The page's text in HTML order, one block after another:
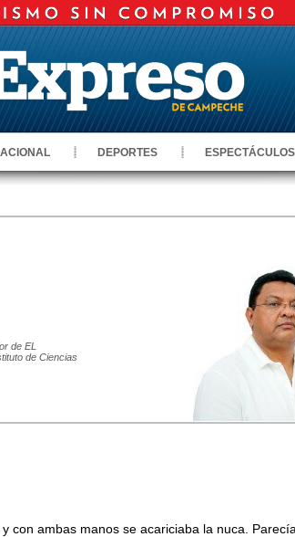
DEPORTES ESPECTÁCULOS
de EL
de Ciencias
con ambas manos se acariciaba la nuca.